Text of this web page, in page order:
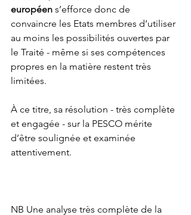
européen s’efforce donc de
convaincre les Etats membres d’utiliser
au moins les possibilités ouvertes par
le Traité - même si ses compétences
propres en la matière restent très
limitées.
À ce titre, sa résolution - très complète
et engagée - sur la PESCO mérite
d’être soulignée et examinée
attentivement.
NB Une analyse très complète de la